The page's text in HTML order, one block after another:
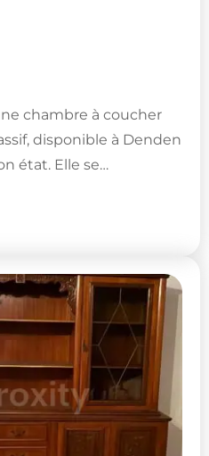
chambre à coucher
disponible à Denden
état. Elle se…